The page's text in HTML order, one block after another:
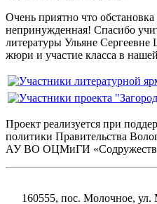
Очень приятно что
непринужденная! Спасибо
литературы Ульяне Сергеевне
жюри и участие класса в
Проект реализуется при
политики Правительства
АУ ВО ОЦМиГИ
160555, пос. Молочное, ул.